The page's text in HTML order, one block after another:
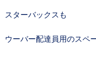
スターバックスも
ウーバー配達員用のスペ